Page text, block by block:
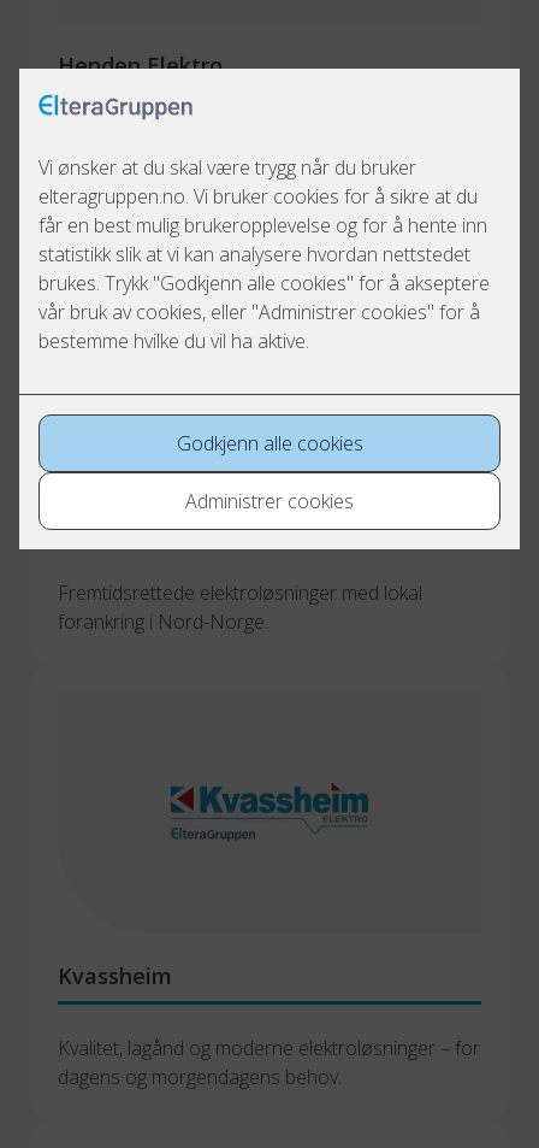
Henden Elektro
forankret og fremtidsrettet.
Fremtidsrettede elektroløsninger med lokal
forankring i Nord-Norge.
Kvassheim
Kvalitet, lagånd og moderne elektroløsninger – for
dagens og morgendagens behov.